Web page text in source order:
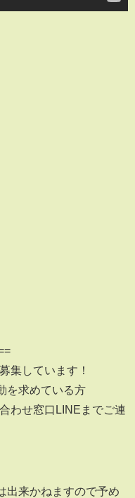
集しています！
を求めている方
わせ窓口LINEまでご連
出来かねますので予め